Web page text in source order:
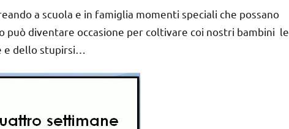
a scuola e in famiglia momenti speciali che possano
può diventare occasione per coltivare coi nostri bambini le
e dello stupirsi…